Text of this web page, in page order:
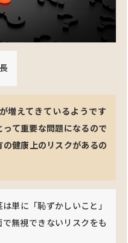
増えてきているようです
て重要な問題になるので
健康上のリスクがあるの
単に「恥ずかしいこと」
無視できないリスクをも